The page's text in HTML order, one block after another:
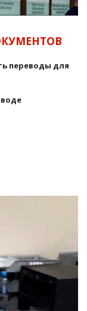
переводы для